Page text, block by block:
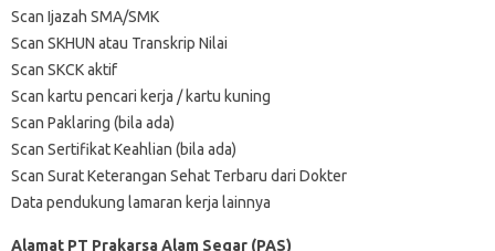
Scan Ijazah SMA/SMK
Scan SKHUN atau Transkrip Nilai
Scan SKCK aktif
Scan kartu pencari kerja / kartu kuning
Scan Paklaring (bila ada)
Scan Sertifikat Keahlian (bila ada)
Scan Surat Keterangan Sehat Terbaru dari Dokter
Data pendukung lamaran kerja lainnya
Alamat PT Prakarsa Alam Segar (PAS)